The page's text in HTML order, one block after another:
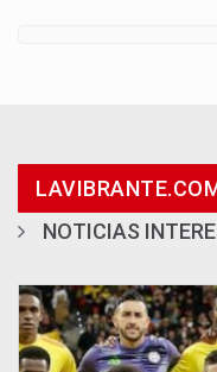
NOTICIAS